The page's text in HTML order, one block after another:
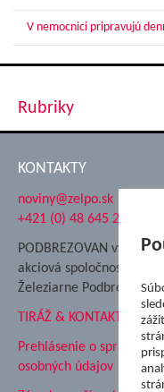
V nemocnici pripravujú
Rubriky
KONTAKTY
noviny@zelpo.sk
+421 (0) 48 645 2711
PODBREZOVAN vydáva
akciová spoločnosť
Železiarne Podbrezová
TIRÁŽ & KONTAKT
Prehlásenie o spracovaní
osobných údajov